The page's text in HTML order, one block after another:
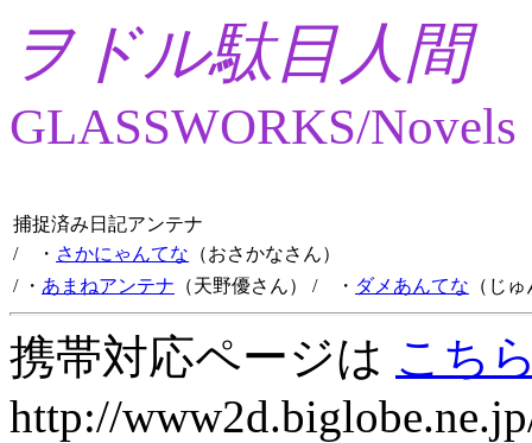
ヲドル駄目人間
GLASSWORKS/Novels
捕捉済み日記アンテナ
/ ・ さかにゃんてな （おさかなさん）
/ ・ あまねアンテナ （天野優さん） / ・ ダメあんてな （じ
携帯対応ページは こち
http://